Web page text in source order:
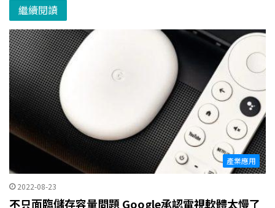
繼續閱讀
產業應用
2022-08-23
不只面臨儲存容量問題 Google承認電視軟體太慢了